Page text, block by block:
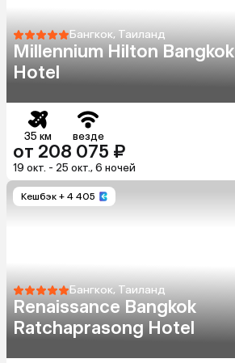
Бангкок, Таиланд
Millennium Hilton Bangkok
Hotel
35 км везде
от 208 075 ₽
19 окт. - 25 окт., 6 ночей
Кешбэк + 4 405
Бангкок, Таиланд
Renaissance Bangkok
Ratchaprasong Hotel